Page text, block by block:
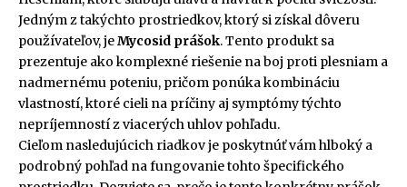
Jedným z takýchto prostriedkov, ktorý si získal dôveru
používateľov, jeMycosid prášok. Tento produkt sa
prezentuje ako komplexné riešenie na boj proti plesniam a
nadmernému poteniu, pričom ponúka kombináciu
vlastností, ktoré cieli na príčiny aj symptómy týchto
nepríjemností z viacerých uhlov pohľadu.
Cieľom nasledujúcich riadkov je poskytnúť vám hlboký a
podrobný pohľad na fungovanie tohto špecifického